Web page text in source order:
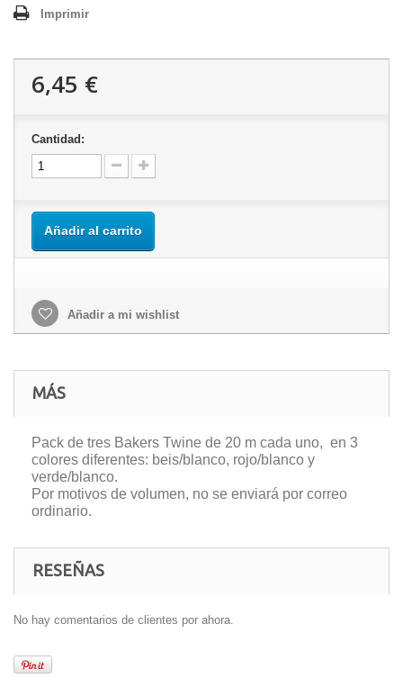
Imprimir
6,45 €
Cantidad:
Añadir al carrito
Añadir a mi wishlist
MÁS
Pack de tres Bakers Twine de 20 m cada uno, en 3
colores diferentes: beis/blanco, rojo/blanco y
verde/blanco.
Por motivos de volumen, no se enviará por correo
ordinario.
RESEÑAS
No hay comentarios de clientes por ahora.